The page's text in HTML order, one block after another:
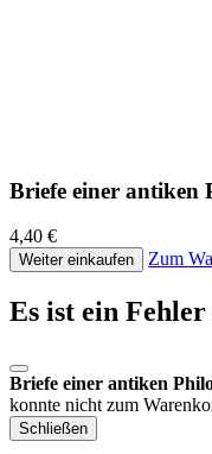
Briefe einer antiken
4,40 €
Weiter einkaufen Zum
Es ist ein
Briefe einer antiken
konnte nicht zum
Schließen